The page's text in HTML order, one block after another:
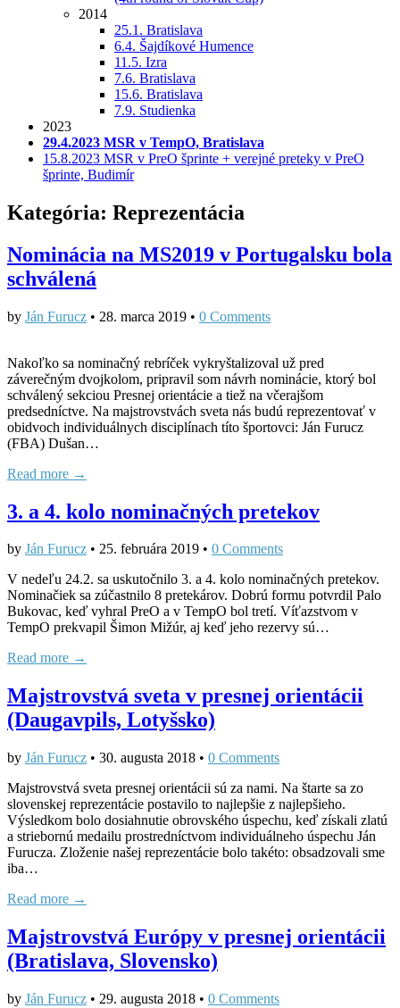
2014
25.1. Bratislava
6.4. Šajdíkové Humence
11.5. Izra
7.6. Bratislava
15.6. Bratislava
7.9. Studienka
2023
29.4.2023 MSR v TempO, Bratislava
15.8.2023 MSR v PreO šprinte + verejné preteky v PreO
šprinte, Budimír
Kategória: Reprezentácia
Nominácia na MS2019 v Portugalsku bola
schválená
by Ján Furucz • 28. marca 2019 • 0 Comments
Nakoľko sa nominačný rebríček vykryštalizoval už pred
záverečným dvojkolom, pripravil som návrh nominácie, ktorý bol
schválený sekciou Presnej orientácie a tiež na včerajšom
predsedníctve. Na majstrovstvách sveta nás budú reprezentovať v
obidvoch individuálnych disciplínach títo športovci: Ján Furucz
(FBA) Dušan…
Read more →
3. a 4. kolo nominačných pretekov
by Ján Furucz • 25. februára 2019 • 0 Comments
V nedeľu 24.2. sa uskutočnilo 3. a 4. kolo nominačných pretekov.
Nominačiek sa zúčastnilo 8 pretekárov. Dobrú formu potvrdil Palo
Bukovac, keď vyhral PreO a v TempO bol tretí. Víťazstvom v
TempO prekvapil Šimon Mižúr, aj keď jeho rezervy sú…
Read more →
Majstrovstvá sveta v presnej orientácii
(Daugavpils, Lotyšsko)
by Ján Furucz • 30. augusta 2018 • 0 Comments
Majstrovstvá sveta presnej orientácii sú za nami. Na štarte sa zo
slovenskej reprezentácie postavilo to najlepšie z najlepšieho.
Výsledkom bolo dosiahnutie obrovského úspechu, keď získali zlatú
a striebornú medailu prostredníctvom individuálneho úspechu Ján
Furucza. Zloženie našej reprezentácie bolo takéto: obsadzovali sme
iba…
Read more →
Majstrovstvá Európy v presnej orientácii
(Bratislava, Slovensko)
by Ján Furucz • 29. augusta 2018 • 0 Comments